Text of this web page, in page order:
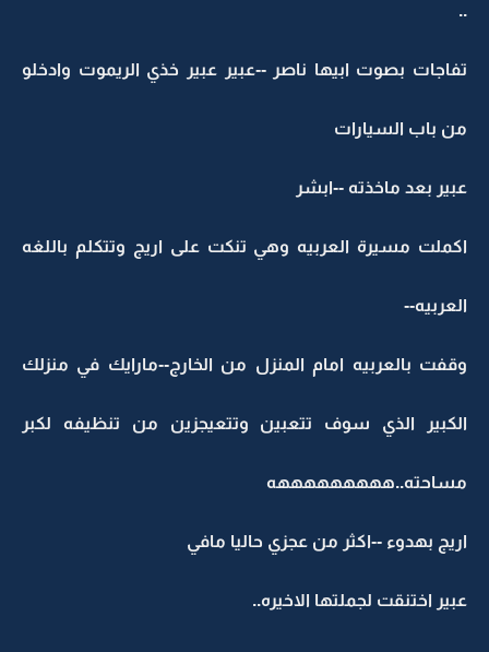
..
تفاجات بصوت ابيها ناصر --عبير عبير خذي الريموت وادخلو
من باب السيارات
عبير بعد ماخذته --ابشر
اكملت مسيرة العربيه وهي تنكت على اريج وتتكلم باللغه
العربيه--
وقفت بالعربيه امام المنزل من الخارج--مارايك في منزلك
الكبير الذي سوف تتعبين وتتعيجزين من تنظيفه لكبر
مساحته..هههههههههه
اريج بهدوء --اكثر من عجزي حاليا مافي
عبير اختنقت لجملتها الاخيره..